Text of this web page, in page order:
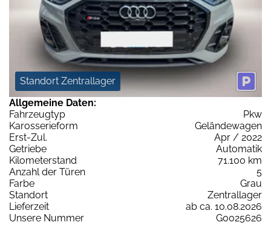
Standort Zentrallager
Allgemeine Daten:
Fahrzeugtyp
Pkw
Karosserieform
Geländewagen
Erst-Zul.
Apr / 2022
Getriebe
Automatik
Kilometerstand
71.100 km
Anzahl der Türen
5
Farbe
Grau
Standort
Zentrallager
Lieferzeit
ab ca. 10.08.2026
Unsere Nummer
G0025626